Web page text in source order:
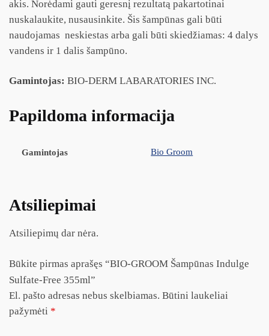
akis. Norėdami gauti geresnį rezultatą pakartotinai
nuskalaukite, nusausinkite. Šis šampūnas gali būti
naudojamas neskiestas arba gali būti skiedžiamas: 4 dalys
vandens ir 1 dalis šampūno.
Gamintojas: BIO-DERM LABARATORIES INC.
Papildoma informacija
Gamintojas Bio Groom
Atsiliepimai
Atsiliepimų dar nėra.
Būkite pirmas aprašęs “BIO-GROOM Šampūnas Indulge
Sulfate-Free 355ml”
El. pašto adresas nebus skelbiamas. Būtini laukeliai
pažymėti *